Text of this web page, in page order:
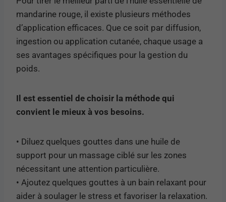
mandarine rouge, il existe plusieurs méthodes
d’application efficaces. Que ce soit par diffusion,
ingestion ou application cutanée, chaque usage a
ses avantages spécifiques pour la gestion du
poids.
Il est essentiel de choisir la méthode qui
convient le mieux à vos besoins.
• Diluez quelques gouttes dans une huile de
support pour un massage ciblé sur les zones
nécessitant une attention particulière.
• Ajoutez quelques gouttes à un bain relaxant pour
aider à soulager le stress et favoriser la relaxation.